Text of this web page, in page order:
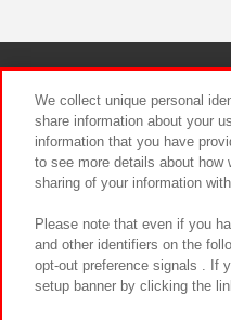
We collect unique personal
share information about your
information that you have
to see more details about how
sharing of your information
Please note that even if you
and other identifiers on the
opt-out preference signals . If
setup banner by clicking the